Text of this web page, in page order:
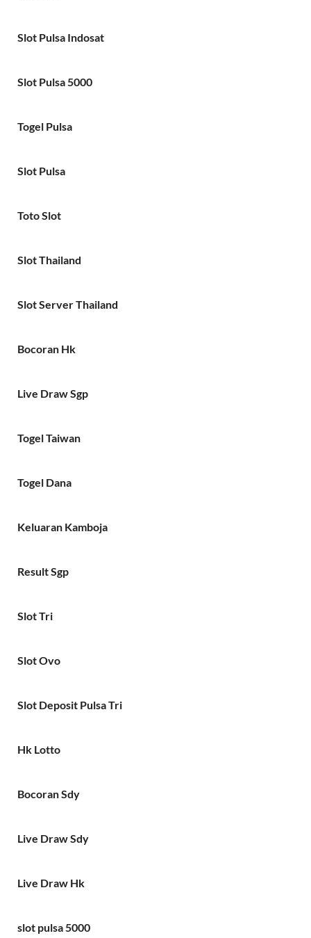
Slot Pulsa Indosat
Slot Pulsa 5000
Togel Pulsa
Slot Pulsa
Toto Slot
Slot Thailand
Slot Server Thailand
Bocoran Hk
Live Draw Sgp
Togel Taiwan
Togel Dana
Keluaran Kamboja
Result Sgp
Slot Tri
Slot Ovo
Slot Deposit Pulsa Tri
Hk Lotto
Bocoran Sdy
Live Draw Sdy
Live Draw Hk
slot pulsa 5000